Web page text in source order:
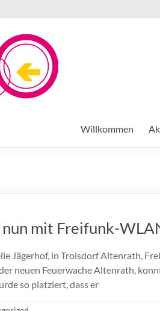
Willkommen
mit Freifunk-
Jägerhof, in Troisdorf Altenrath,
neuen Feuerwache Altenrath,
so platziert, dass er